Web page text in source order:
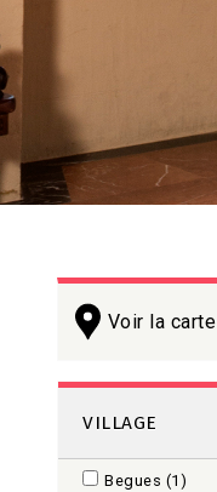
Voir la carte
VILLAGE
Begues (1)